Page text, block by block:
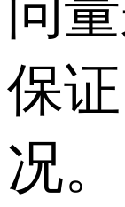
问
保
况。